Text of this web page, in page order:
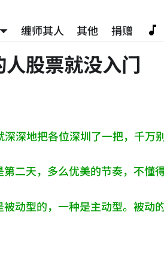
缠师其人 其他 捐赠
股票就没入门
深地把各位深圳了一把，千万
二天，多么优美的节奏，不懂
动型的，一种是主动型。被